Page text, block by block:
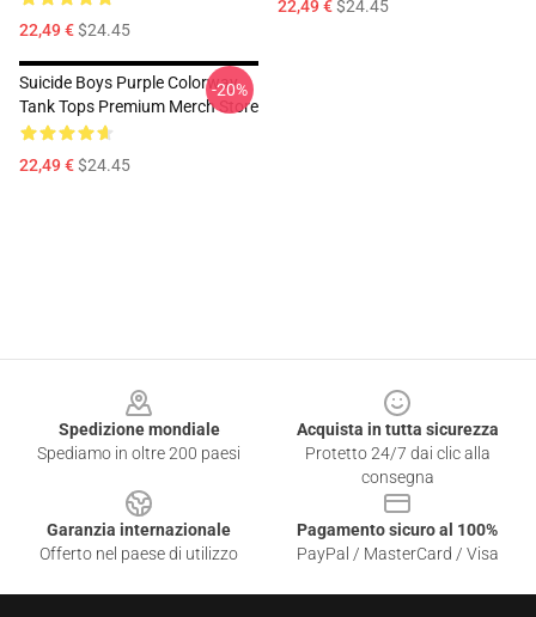
22,49 €$24.45
22,49 €$24.45
Suicide Boys Purple Colorway
Tank Tops Premium Merch Store
22,49 €$24.45
-20%
Spedizione mondiale
Spediamo in oltre 200 paesi
Acquista in tutta sicurezza
Protetto 24/7 dai clic alla
consegna
Garanzia internazionale
Offerto nel paese di utilizzo
Pagamento sicuro al 100%
PayPal / MasterCard / Visa